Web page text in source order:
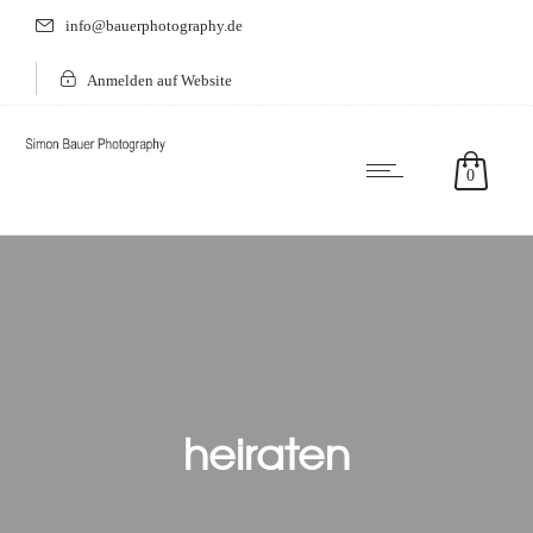
info@bauerphotography.de
Anmelden auf Website
0
heiraten